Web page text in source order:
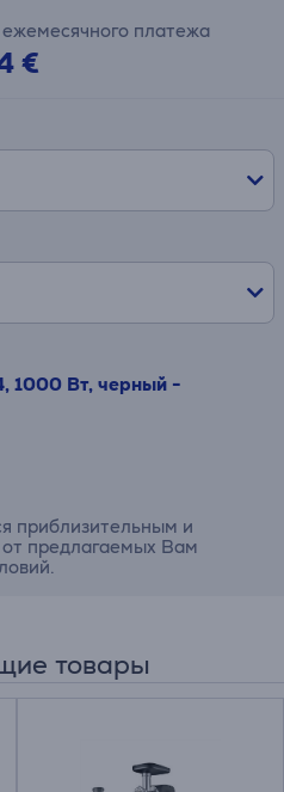
платежа
€
1000 Вт, черный -
приблизительным и
предлагаемых Вам
товары